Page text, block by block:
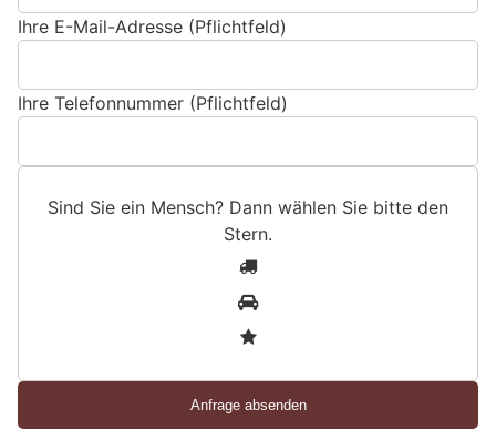
Ihre E-Mail-Adresse (Pflichtfeld)
Ihre Telefonnummer (Pflichtfeld)
Sind Sie ein Mensch? Dann wählen Sie bitte den
Stern.